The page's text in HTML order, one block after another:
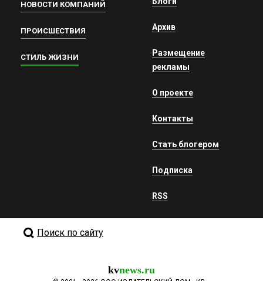
НОВОСТИ КОМПАНИЙ
ПРОИСШЕСТВИЯ
СТИЛЬ ЖИЗНИ
Архив
Размещение
рекламы
О проекте
Контакты
Стать блогером
Подписка
RSS
Поиск по сайту
kvnews.ru